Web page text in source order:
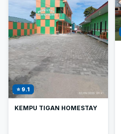
⭐ 9.1
KEMPU TIGAN HOMESTAY